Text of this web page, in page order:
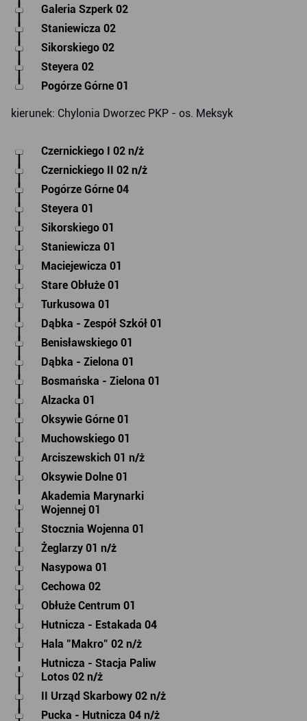
Galeria Szperk 02
Staniewicza 02
Sikorskiego 02
Steyera 02
Pogórze Górne 01
kierunek: Chylonia Dworzec PKP - os. Meksyk
Czernickiego I 02 n/ż
Czernickiego II 02 n/ż
Pogórze Górne 04
Steyera 01
Sikorskiego 01
Staniewicza 01
Maciejewicza 01
Stare Obłuże 01
Turkusowa 01
Dąbka - Zespół Szkół 01
Benisławskiego 01
Dąbka - Zielona 01
Bosmańska - Zielona 01
Alzacka 01
Oksywie Górne 01
Muchowskiego 01
Arciszewskich 01 n/ż
Oksywie Dolne 01
Akademia Marynarki
Wojennej 01
Stocznia Wojenna 01
Żeglarzy 01 n/ż
Nasypowa 01
Cechowa 02
Obłuże Centrum 01
Hutnicza - Estakada 04
Hala "Makro" 02 n/ż
Hutnicza - Stacja Paliw
Lotos 02 n/ż
II Urząd Skarbowy 02 n/ż
Pucka - Hutnicza 04 n/ż